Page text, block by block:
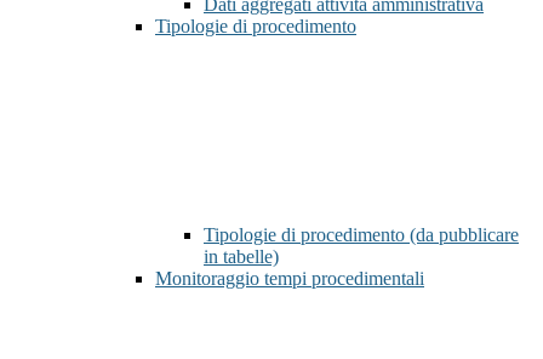
Dati aggregati attività amministrativa
Tipologie di procedimento
Tipologie di procedimento (da pubblicare
in tabelle)
Monitoraggio tempi procedimentali